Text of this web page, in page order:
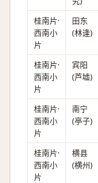
桂南片·
西南小
片
田东
(林逢)
桂南片·
西南小
片
宾阳
(芦墟)
桂南片·
西南小
片
南宁
(亭子)
桂南片·
西南小
片
横县
(横州)